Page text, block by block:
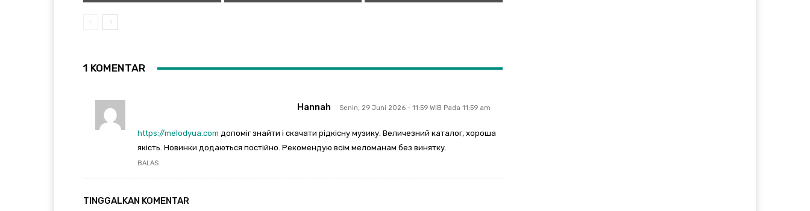
1 KOMENTAR
Hannah Senin, 29 Juni 2026 - 11:59 WIB Pada 11:59 am
https://melodyua.com допоміг знайти і скачати рідкісну музику. Величезний каталог, хороша
якість. Новинки додаються постійно. Рекомендую всім меломанам без винятку.
BALAS
TINGGALKAN KOMENTAR